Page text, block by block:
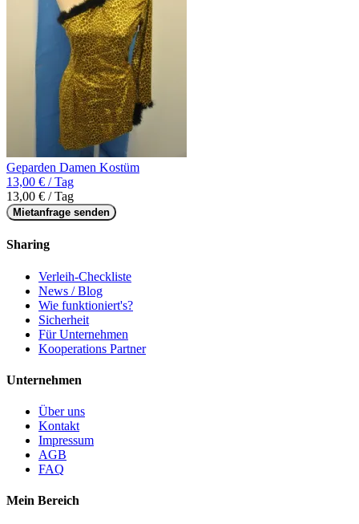
Geparden Damen Kostüm
13,00 € / Tag
13,00 € / Tag
Mietanfrage senden
Sharing
Verleih-Checkliste
News / Blog
Wie funktioniert's?
Sicherheit
Für Unternehmen
Kooperations Partner
Unternehmen
Über uns
Kontakt
Impressum
AGB
FAQ
Mein Bereich